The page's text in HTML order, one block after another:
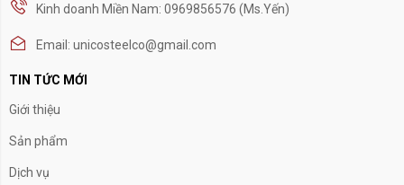
Kinh doanh Miền Nam: 0969856576 (Ms.Yến)
Email: unicosteelco@gmail.com
TIN TỨC MỚI
Giới thiệu
Sản phẩm
Dịch vụ